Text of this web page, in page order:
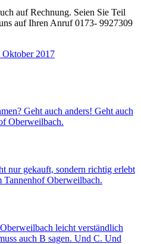
auf Rechnung. Seien Sie Teil
auf Ihren Anruf 0173- 9927309
Oktober 2017
Geht auch anders! Geht auch
Oberweilbach.
nur gekauft, sondern richtig erlebt
Oberweilbach.
leicht verständlich
auch B sagen. Und C. Und